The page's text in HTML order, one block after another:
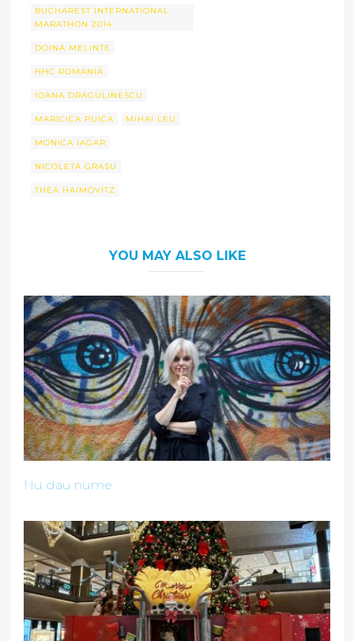
BUCHAREST INTERNATIONAL
MARATHON 2014
DOINA MELINTE
HHC ROMANIA
IOANA DRAGULINESCU
MARICICA PUICA MIHAI LEU
MONICA IAGAR
NICOLETA GRASU
THEA HAIMOVITZ
YOU MAY ALSO LIKE
Nu dau nume